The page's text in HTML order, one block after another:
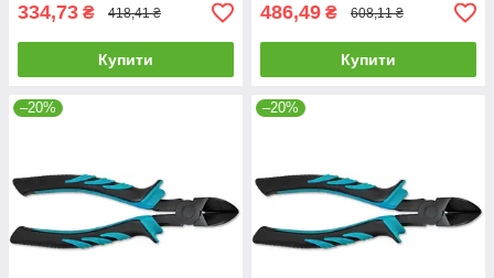
334,73 ₴ 418,41 ₴
Купити
486,49 ₴ 608,11 ₴
Купити
–20% –20%